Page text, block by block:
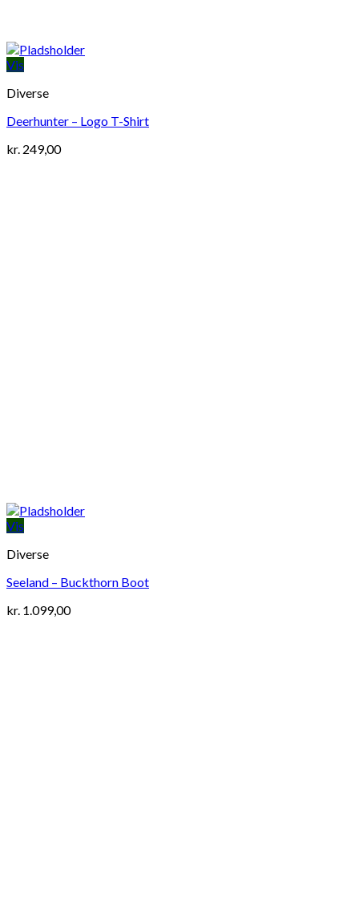
Vis
Diverse
Deerhunter – Logo T-Shirt
kr. 249,00
Vis
Diverse
Seeland – Buckthorn Boot
kr. 1.099,00